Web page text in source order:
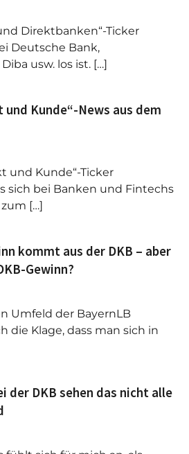
Direktbanken“-Ticker
Deutsche Bank,
usw. los ist. […]
Kunde“-News aus dem
und Kunde“-Ticker
sich bei Banken und Fintechs
[…]
kommt aus der DKB – aber
Gewinn?
Umfeld der BayernLB
die Klage, dass man sich in
der DKB sehen das nicht alle